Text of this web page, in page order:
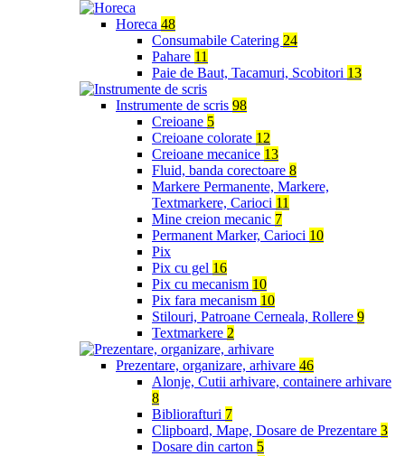
Horeca 48
Consumabile Catering 24
Pahare 11
Paie de Baut, Tacamuri, Scobitori 13
Instrumente de scris 98
Creioane 5
Creioane colorate 12
Creioane mecanice 13
Fluid, banda corectoare 8
Markere Permanente, Markere,
Textmarkere, Carioci 11
Mine creion mecanic 7
Permanent Marker, Carioci 10
Pix
Pix cu gel 16
Pix cu mecanism 10
Pix fara mecanism 10
Stilouri, Patroane Cerneala, Rollere 9
Textmarkere 2
Prezentare, organizare, arhivare 46
Alonje, Cutii arhivare, containere arhivare
8
Bibliorafturi 7
Clipboard, Mape, Dosare de Prezentare 3
Dosare din carton 5